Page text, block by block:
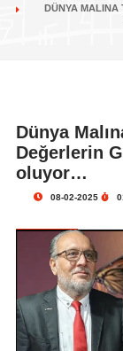
DÜNYA MALINA
Dünya
Değerlerin
oluyor…
08-02-2025